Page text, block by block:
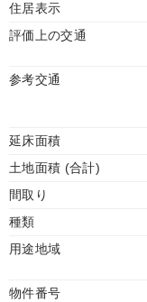
住居表示
評価上の交通
参考交通
延床面積
土地面積 (合計)
間取り
種類
用途地域
物件番号